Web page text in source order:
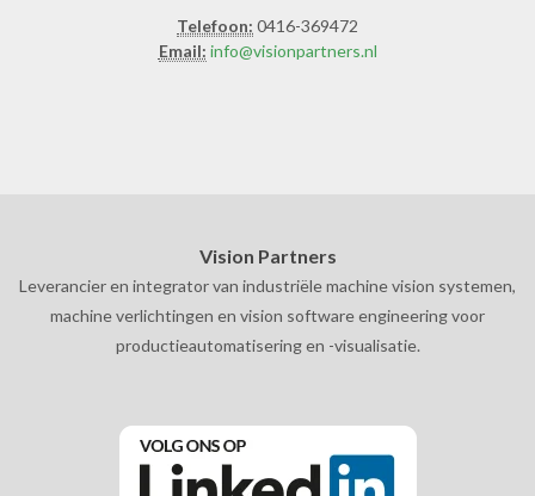
Telefoon: 0416-369472
Email: info@visionpartners.nl
Vision Partners
Leverancier en integrator van industriële machine vision systemen,
machine verlichtingen en vision software engineering voor
productieautomatisering en -visualisatie.